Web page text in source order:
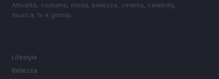
Attualità, costume, moda, bellezza, cinema, celebrity,
musica, tv e gossip.
Lifestyle
Bellezza